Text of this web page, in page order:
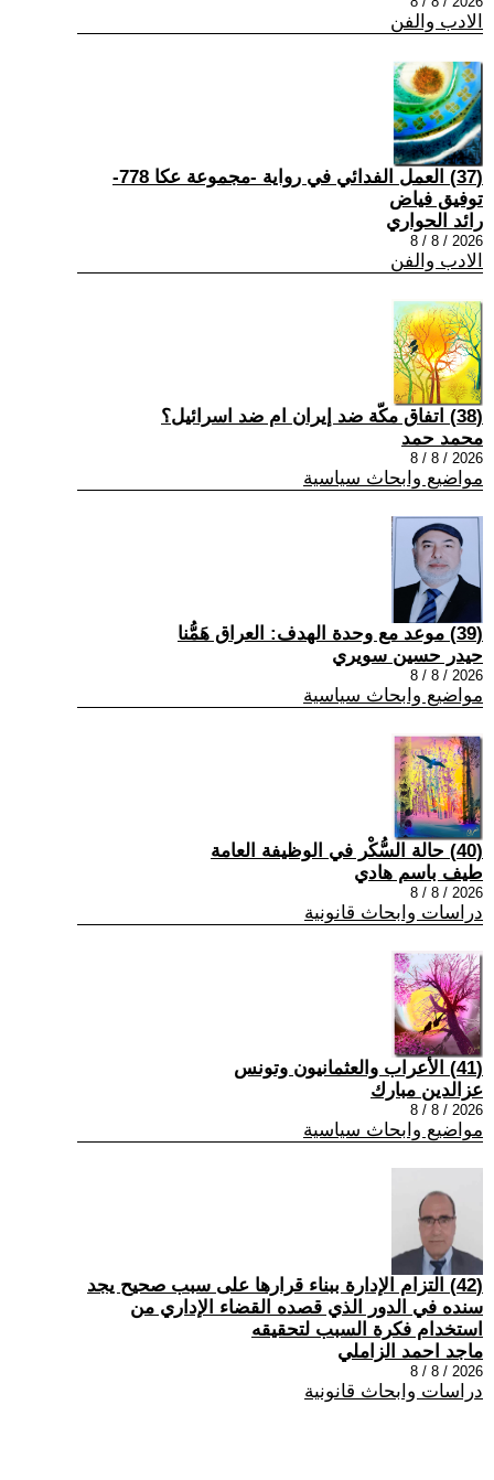
الادب والفن
(37) العمل الفدائي في رواية -مجموعة عكا 778-
توفيق فياض
رائد الحواري
2026 / 8 / 8
الادب والفن
(38) اتفاق مكّة ضد إيران ام ضد اسرائيل؟
محمد حمد
2026 / 8 / 8
مواضيع وابحاث سياسية
(39) موعد مع وحدة الهدف: العراق هَمُّنا
حيدر حسين سويري
2026 / 8 / 8
مواضيع وابحاث سياسية
(40) حالة السُّكْر في الوظيفة العامة
طيف باسم هادي
2026 / 8 / 8
دراسات وابحاث قانونية
(41) الأعراب والعثمانيون وتونس
عزالدين مبارك
2026 / 8 / 8
مواضيع وابحاث سياسية
(42) التزام الإدارة ببناء قرارها على سبب صحیح یجد
سنده في الدور الذي قصده القضاء الإداري من
استخدام فكرة السبب لتحقیقه
ماجد احمد الزاملي
2026 / 8 / 8
دراسات وابحاث قانونية